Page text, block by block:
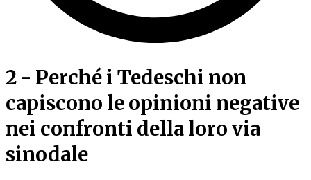
2 - Perché i Tedeschi non
capiscono le opinioni negative
nei confronti della loro via
sinodale